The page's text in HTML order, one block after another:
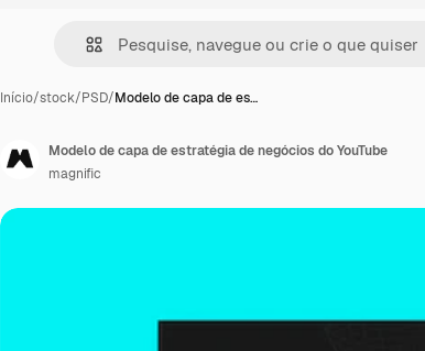
Início/stock/PSD/Modelo de capa de es…
Modelo de capa de estratégia de negócios do YouTube
magnific